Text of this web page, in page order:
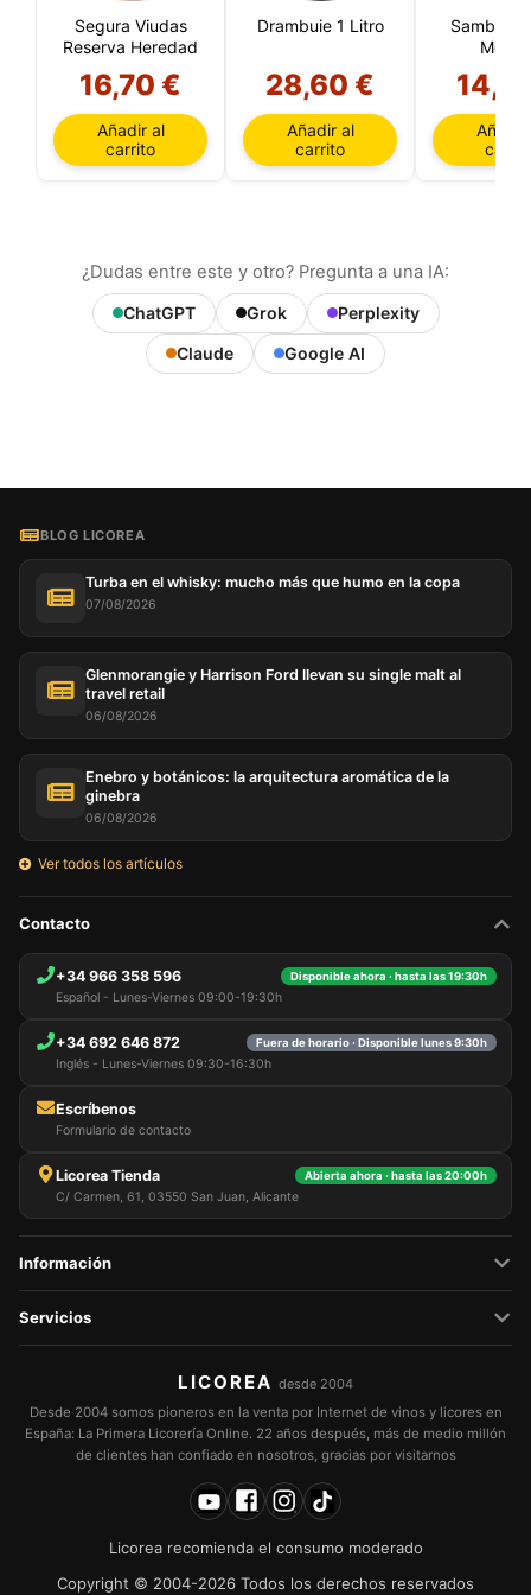
Segura Viudas
Reserva Heredad
16,70 €
Añadir al
carrito
Drambuie 1 Litro
28,60 €
Añadir al
carrito
Sambuca
Añadir
¿Dudas entre este y otro? Pregunta a una IA:
ChatGPT Grok
Perplexity
Claude
Google AI
BLOG LICOREA
Turba en el whisky: mucho más que humo en la copa
07/08/2026
Glenmorangie y Harrison Ford llevan su single malt al
travel retail
06/08/2026
Enebro y botánicos: la arquitectura aromática de la
ginebra
06/08/2026
Ver todos los artículos
Contacto
+34 966 358 596 Disponible ahora · hasta las 19:30h
Español - Lunes-Viernes 09:00-19:30h
+34 692 646 872 Fuera de horario · Disponible lunes 9:30h
Inglés - Lunes-Viernes 09:30-16:30h
Escríbenos
Formulario de contacto
Licorea Tienda Abierta ahora · hasta las 20:00h
C/ Carmen, 61, 03550 San Juan, Alicante
Información
Servicios
LICOREA desde 2004
Desde 2004 somos pioneros en la venta por Internet de vinos y licores en
España: La Primera Licorería Online. 22 años después, más de medio millón
de clientes han confiado en nosotros, gracias por visitarnos
Licorea recomienda el consumo moderado
Copyright © 2004-2026 Todos los derechos reservados